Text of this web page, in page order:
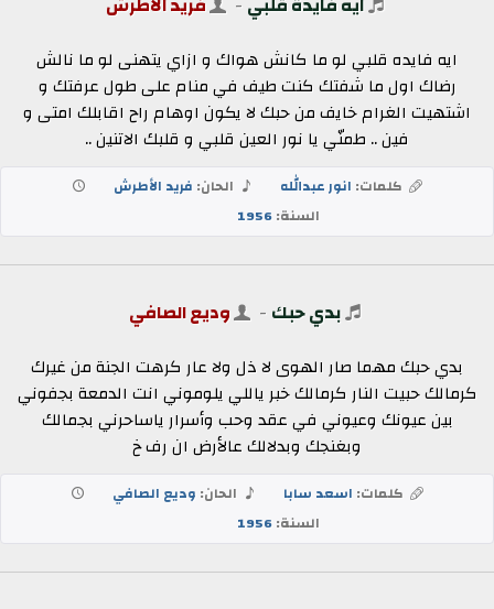
ايه فايده قلبي لو ما كانش هواك و ازاي يتهنى لو ما نالش
رضاك اول ما شفتك كنت طيف في منام على طول عرفتك و
اشتهيت الغرام خايف من حبك لا يكون اوهام راح اقابلك امتى و
فين .. طمنّي يا نور العين قلبي و قلبك الاتنين ..
كلمات: انور عبدالله الحان: فريد الأطرش
السنة:1956
بدي حبك - وديع الصافي
بدي حبك مهما صار الهوى لا ذل ولا عار كرهت الجنة من غيرك
كرمالك حبيت النار كرمالك خبر ياللي يلوموني انت الدمعة بجفوني
بين عيونك وعيوني في عقد وحب وأسرار ياساحرني بجمالك
وبغنجك وبدلالك عالأرض ان رف خ
كلمات: اسعد سابا الحان: وديع الصافي
السنة:1956